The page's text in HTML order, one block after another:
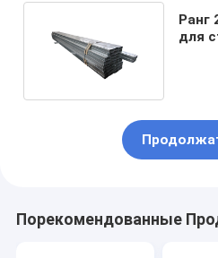
Ранг
для
Порекомендованные